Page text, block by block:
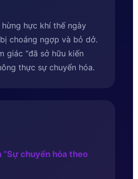
hừng hực khí thế ngày
choáng ngợp và bỏ dở.
giác “đã sở hữu kiến
thực sự chuyển hóa.
“Sự chuyển hóa theo